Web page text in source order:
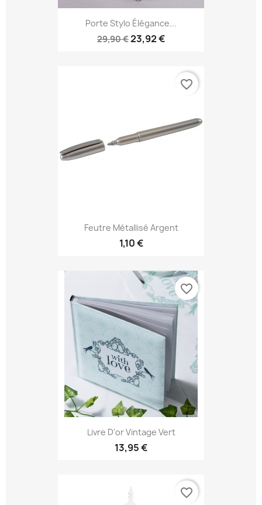
Porte Stylo Élégance...
29,90 €23,92 €
Feutre Métallisé Argent
1,10 €
favorite_border
Livre D'or Vintage Vert
13,95 €
favorite_border
favorite_border